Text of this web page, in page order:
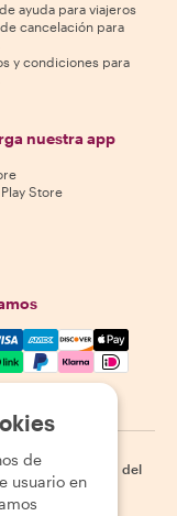
ayuda para viajeros
cancelación para
y condiciones para
nuestra app
Store
Visa, Amex,
| Cookies
Mapa del
de
usuario en